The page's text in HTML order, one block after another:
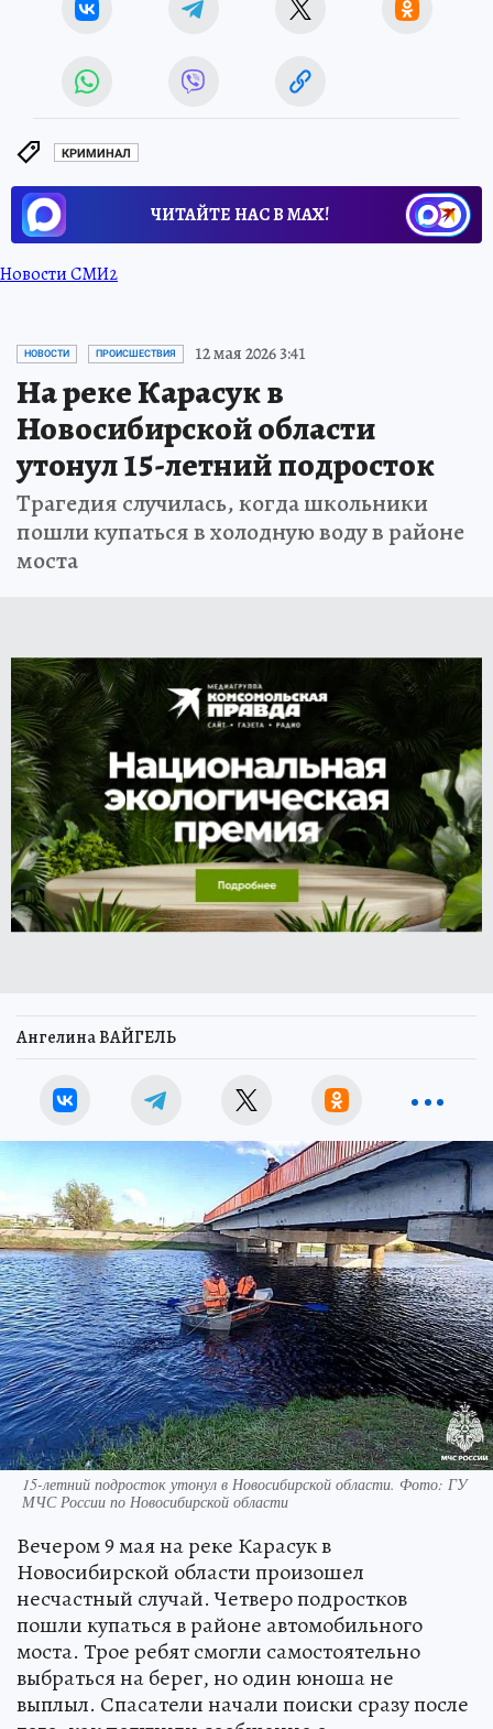
КРИМИНАЛ
ЧИТАЙТЕ НАС В МАХ!
Новости СМИ2
НОВОСТИ ПРОИСШЕСТВИЯ 12 мая 2026 3:41
На реке Карасук в
Новосибирской области
утонул 15-летний подросток
Трагедия случилась, когда школьники
пошли купаться в холодную воду в районе
моста
Ангелина ВАЙГЕЛЬ
15-летний подросток утонул в Новосибирской области. Фото: ГУ
МЧС России по Новосибирской области
Вечером 9 мая на реке Карасук в
Новосибирской области произошел
несчастный случай. Четверо подростков
пошли купаться в районе автомобильного
моста. Трое ребят смогли самостоятельно
выбраться на берег, но один юноша не
выплыл. Спасатели начали поиски сразу после